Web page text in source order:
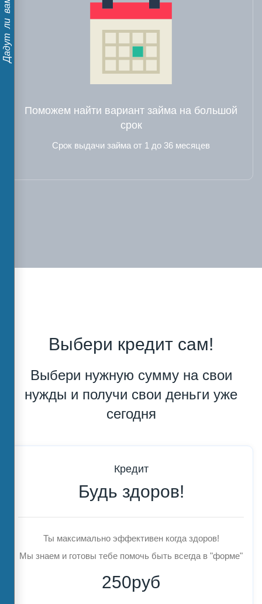
Поможем найти вариант займа на большой
срок
Срок выдачи займа от 1 до 36 месяцев
Выбери кредит сам!
Выбери нужную сумму на свои
нужды и получи свои деньги уже
сегодня
Кредит
Будь здоров!
Ты максимально эффективен когда здоров!
Мы знаем и готовы тебе помочь быть всегда в "форме"
250руб